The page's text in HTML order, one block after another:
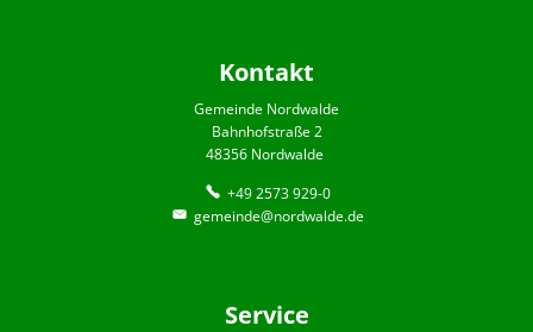
Kontakt
Gemeinde Nordwalde
Bahnhofstraße 2
48356 Nordwalde
+49 2573 929-0
gemeinde@nordwalde.de
Service